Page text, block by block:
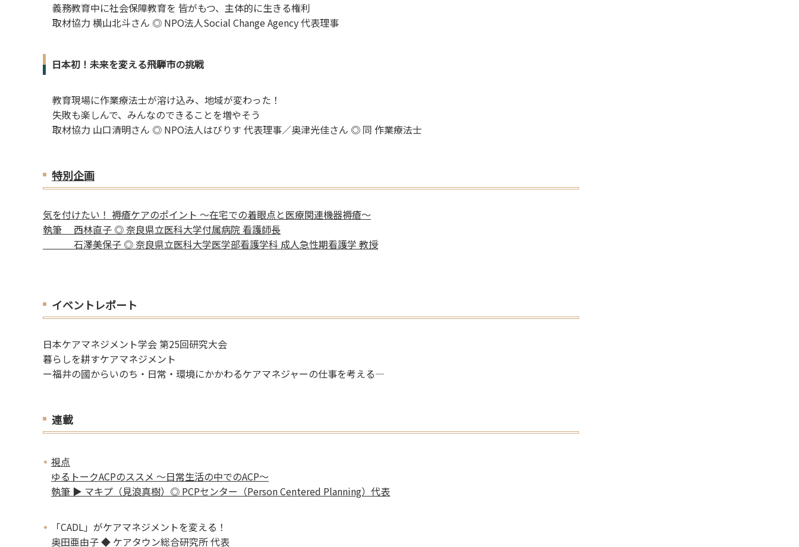
義務教育中に社会保障教育を 皆がもつ、主体的に生きる権利
取材協力 横山北斗さん ◎ NPO法人Social Change Agency 代表理事
日本初！未来を変える飛騨市の挑戦
教育現場に作業療法士が溶け込み、地域が変わった！
失敗も楽しんで、みんなのできることを増やそう
取材協力 山口清明さん ◎ NPO法人はびりす 代表理事／奥津光佳さん ◎ 同 作業療法士
特別企画
気を付けたい！ 褥瘡ケアのポイント ～在宅での着眼点と医療関連機器褥瘡～
執筆 西林直子 ◎ 奈良県立医科大学付属病院 看護師長
石澤美保子 ◎ 奈良県立医科大学医学部看護学科 成人急性期看護学 教授
イベントレポート
日本ケアマネジメント学会 第25回研究大会
暮らしを耕すケアマネジメント
ー福井の國からいのち・日常・環境にかかわるケアマネジャーの仕事を考える―
連載
視点
ゆるトークACPのススメ ～日常生活の中でのACP～
執筆 ▶ マキプ（見浪真樹）◎ PCPセンター（Person Centered Planning）代表
「CADL」がケアマネジメントを変える！
奥田亜由子 ◆ ケアタウン総合研究所 代表